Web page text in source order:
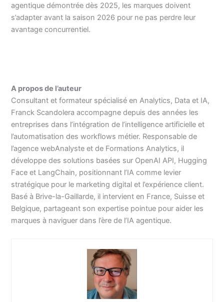
agentique démontrée dès 2025, les marques doivent
s’adapter avant la saison 2026 pour ne pas perdre leur
avantage concurrentiel.
A propos de l’auteur
Consultant et formateur spécialisé en Analytics, Data et IA,
Franck Scandolera accompagne depuis des années les
entreprises dans l’intégration de l’intelligence artificielle et
l’automatisation des workflows métier. Responsable de
l’agence webAnalyste et de Formations Analytics, il
développe des solutions basées sur OpenAI API, Hugging
Face et LangChain, positionnant l’IA comme levier
stratégique pour le marketing digital et l’expérience client.
Basé à Brive-la-Gaillarde, il intervient en France, Suisse et
Belgique, partageant son expertise pointue pour aider les
marques à naviguer dans l’ère de l’IA agentique.